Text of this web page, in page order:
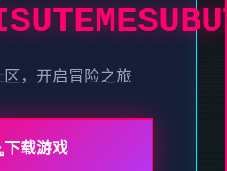
区，开启冒险之旅
下载游戏